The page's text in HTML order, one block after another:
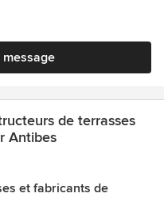
message
de terrasses
Antibes
et fabricants de